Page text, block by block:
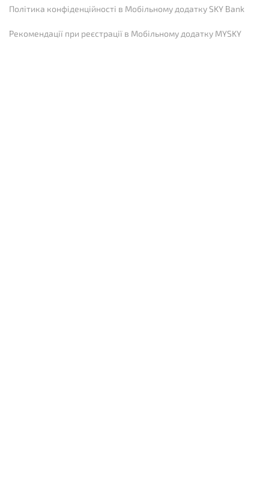
Політика конфіденційності в Мобільному додатку SKY Bank
Рекомендації при реєстрації в Мобільному додатку MYSKY